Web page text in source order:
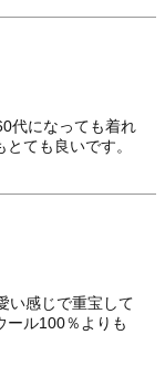
代になっても着れ
ても良いです。
い感じで重宝して
ール100％よりも